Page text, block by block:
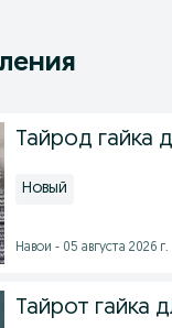
Тайрод гайка
Новый
Навои - 05 августа 2026 г.
Тайрот гайка